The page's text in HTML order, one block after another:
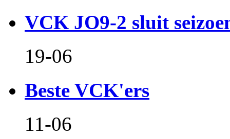
VCK JO9-2 sluit
19-06
Beste VCK'ers
11-06